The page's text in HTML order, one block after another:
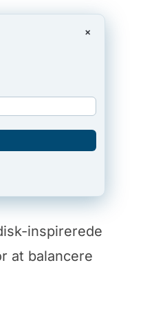
×
inspirerede
at balancere